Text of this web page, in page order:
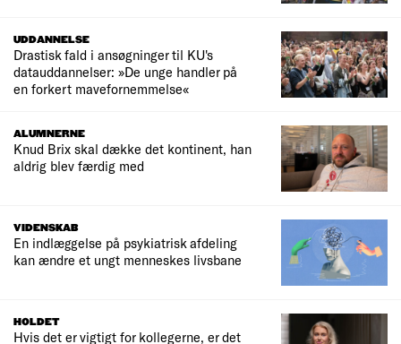
UDDANNELSE
Drastisk fald i ansøgninger til KU's
datauddannelser: »De unge handler på
en forkert mavefornemmelse«
ALUMNERNE
Knud Brix skal dække det kontinent, han
aldrig blev færdig med
VIDENSKAB
En indlæggelse på psykiatrisk afdeling
kan ændre et ungt menneskes livsbane
HOLDET
Hvis det er vigtigt for kollegerne, er det